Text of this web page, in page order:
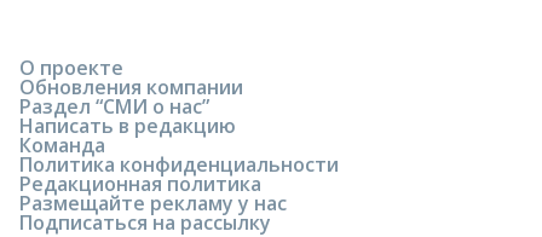
О проекте
Обновления компании
Раздел “СМИ о нас”
Написать в редакцию
Команда
Политика конфиденциальности
Редакционная политика
Размещайте рекламу у нас
Подписаться на рассылку